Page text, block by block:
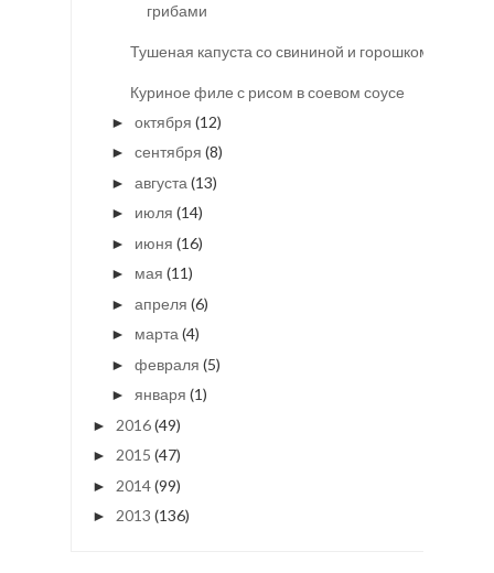
грибами
Тушеная капуста со свининой и горошком
Куриное филе с рисом в соевом соусе
► октября (12)
► сентября (8)
► августа (13)
► июля (14)
► июня (16)
► мая (11)
► апреля (6)
► марта (4)
► февраля (5)
► января (1)
► 2016(49)
► 2015 (47)
► 2014(99)
► 2013 (136)